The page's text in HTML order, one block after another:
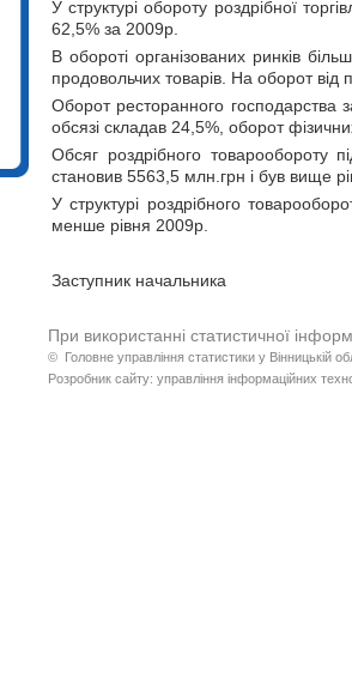
У структурі обороту роздрібної
62,5% за 2009р.
В обороті організованих ринків
продовольчих товарів. На оборот від
Оборот ресторанного
обсязі складав 24,5%, оборот
Обсяг роздрібного товарообороту
становив 5563,5 млн.грн і був вище
У структурі роздрібного
менше рівня 2009р.
Заступник начальника
При використанні статистичної
© Головне управління статистики у Вінницькій
Розробник сайту: управління інформаційних